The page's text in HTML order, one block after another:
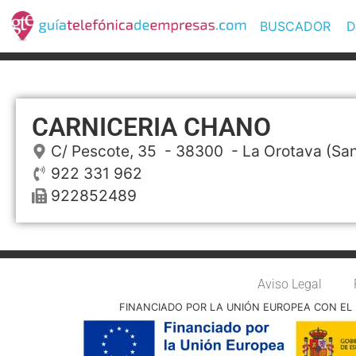
BUSCADOR
CARNICERIA CHANO
C/ Pescote, 35 - 38300 - La Orotava
922 331 962
922852489
Aviso Legal
FINANCIADO POR LA UNIÓN EUROPEA CON